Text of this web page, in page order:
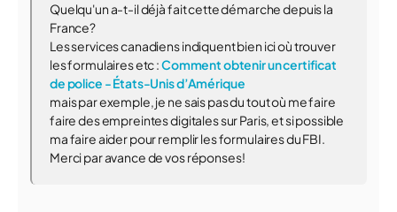
Quelqu'un a-t-il déjà fait cette démarche depuis la
France?
Les services canadiens indiquent bien ici où trouver
les formulaires etc :Comment obtenir un certificat
de police - États-Unis d’Amérique
mais par exemple, je ne sais pas du tout où me faire
faire des empreintes digitales sur Paris, et si possible
ma faire aider pour remplir les formulaires du FBI.
Merci par avance de vos réponses!